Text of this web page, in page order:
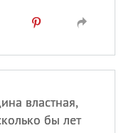
властная,
бы лет